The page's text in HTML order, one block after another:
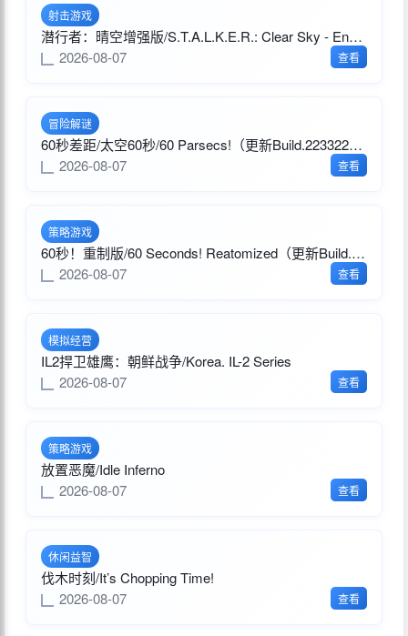
射击游戏
潜行者：晴空增强版/S.T.A.L.K.E.R.: Clear Sky - Enhanced Edition（更新v1.10.1.27021）
2026-08-07
查看
冒险解谜
60秒差距/太空60秒/60 Parsecs!（更新Build.22332285）
2026-08-07
查看
策略游戏
60秒！重制版/60 Seconds! Reatomized（更新Build.22463805）
2026-08-07
查看
模拟经营
IL2捍卫雄鹰：朝鲜战争/Korea. IL-2 Series
2026-08-07
查看
策略游戏
放置恶魔/Idle Inferno
2026-08-07
查看
休闲益智
伐木时刻/It’s Chopping Time!
2026-08-07
查看